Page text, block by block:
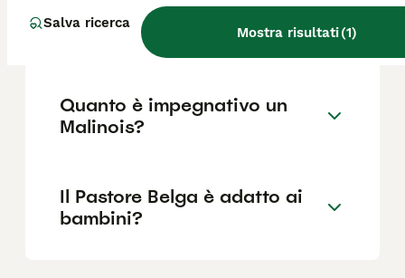
Salva ricerca
Mostra risultati(1)
Quali sono i difetti del
Pastore Belga Malinois?
Quanto è impegnativo un
Malinois?
Il Pastore Belga è adatto ai
bambini?